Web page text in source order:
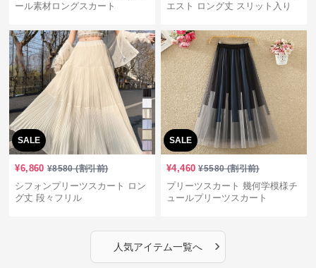
ール素材ロングスカート
エスト ロング丈 スリット入り
SALE
¥6,860 ¥8580(割引前)
シフォンプリーツスカート ロン
グ丈 段々フリル
SALE
¥4,460 ¥5580(割引前)
プリーツスカート 幾何学模様チ
ュールプリーツスカート
人気アイテム一覧へ ›